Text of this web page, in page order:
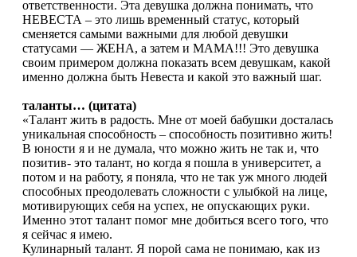
ответственности. Эта девушка должна понимать, что
НЕВЕСТА – это лишь временный статус, который
сменяется самыми важными для любой девушки
статусами — ЖЕНА, а затем и МАМА!!! Это девушка
своим примером должна показать всем девушкам, какой
именно должна быть Невеста и какой это важный шаг.
таланты… (цитата)
«Талант жить в радость. Мне от моей бабушки досталась
уникальная способность – способность позитивно жить!
В юности я и не думала, что можно жить не так и, что
позитив- это талант, но когда я пошла в университет, а
потом и на работу, я поняла, что не так уж много людей
способных преодолевать сложности с улыбкой на лице,
мотивирующих себя на успех, не опускающих руки.
Именно этот талант помог мне добиться всего того, что
я сейчас я имею.
Кулинарный талант. Я порой сама не понимаю, как из